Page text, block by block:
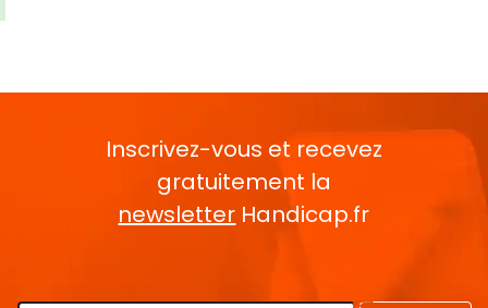
Inscrivez-vous et recevez
gratuitement la
newsletter Handicap.fr